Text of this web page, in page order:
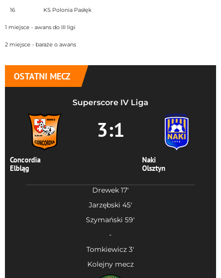
16
KS Polonia Pasłęk
1 miejsce - awans do III ligi
2 miejsce - baraże o awans
OSTATNI MECZ
Superscore IV Liga
Concordia
Elbląg
3:1
Naki
Olsztyn
Drewek 17'
Jarzębski 45'
Szymański 59'
-
Tomkiewicz 3'
Kolejny mecz